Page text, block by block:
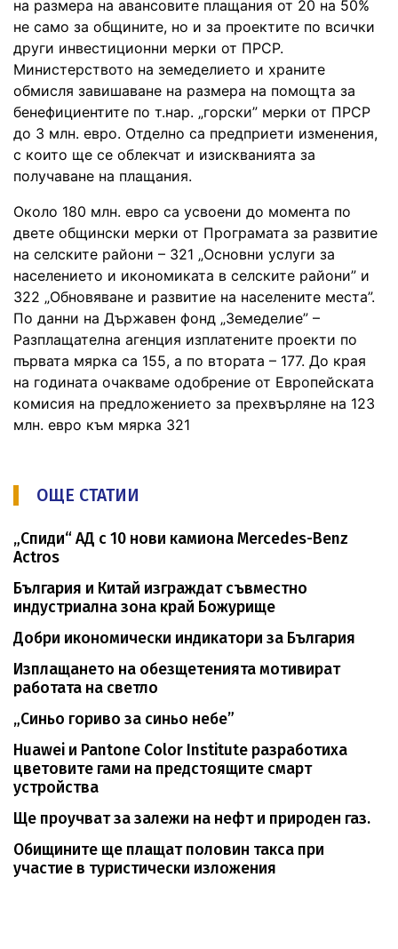
на размера на авансовите плащания от 20 на 50%
не само за общините, но и за проектите по всички
други инвестиционни мерки от ПРСР.
Министерството на земеделието и храните
обмисля завишаване на размера на помощта за
бенефициентите по т.нар. „горски” мерки от ПРСР
до 3 млн. евро. Отделно са предприети изменения,
с които ще се облекчат и изискванията за
получаване на плащания.
Около 180 млн. евро са усвоени до момента по
двете общински мерки от Програмата за развитие
на селските райони – 321 „Основни услуги за
населението и икономиката в селските райони” и
322 „Обновяване и развитие на населените места”.
По данни на Държавен фонд „Земеделие” –
Разплащателна агенция изплатените проекти по
първата мярка са 155, а по втората – 177. До края
на годината очакваме одобрение от Европейската
комисия на предложението за прехвърляне на 123
млн. евро към мярка 321
ОЩЕ СТАТИИ
„Спиди“ АД с 10 нови камиона Mercedes-Benz
Actros
България и Китай изграждат съвместно
индустриална зона край Божурище
Добри икономически индикатори за България
Изплащането на обезщетенията мотивират
работата на светло
„Синьо гориво за синьо небе”
Huawei и Pantone Color Institute разработиха
цветовите гами на предстоящите смарт
устройства
Ще проучват за залежи на нефт и природен газ.
Обищините ще плащат половин такса при
участие в туристически изложения